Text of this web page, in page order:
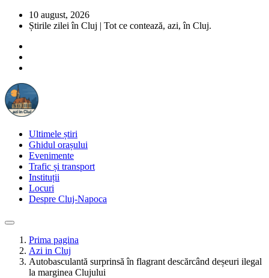
10 august, 2026
Știrile zilei în Cluj | Tot ce contează, azi, în Cluj.
Ultimele știri
Ghidul orașului
Evenimente
Trafic și transport
Instituții
Locuri
Despre Cluj-Napoca
Prima pagina
Azi in Cluj
Autobasculantă surprinsă în flagrant descărcând deșeuri ilegal
la marginea Clujului